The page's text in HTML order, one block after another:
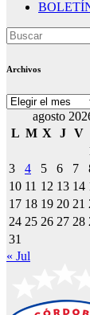
Archivos
Archivos
agosto
L M X J V
3
4 5 6 7
10 11 12 13 14
17 18 19 20 21
24 25 26 27 28
31
« Jul